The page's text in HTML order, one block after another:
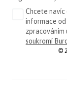
Chcete
informace od
zpracováním
soukromí
©